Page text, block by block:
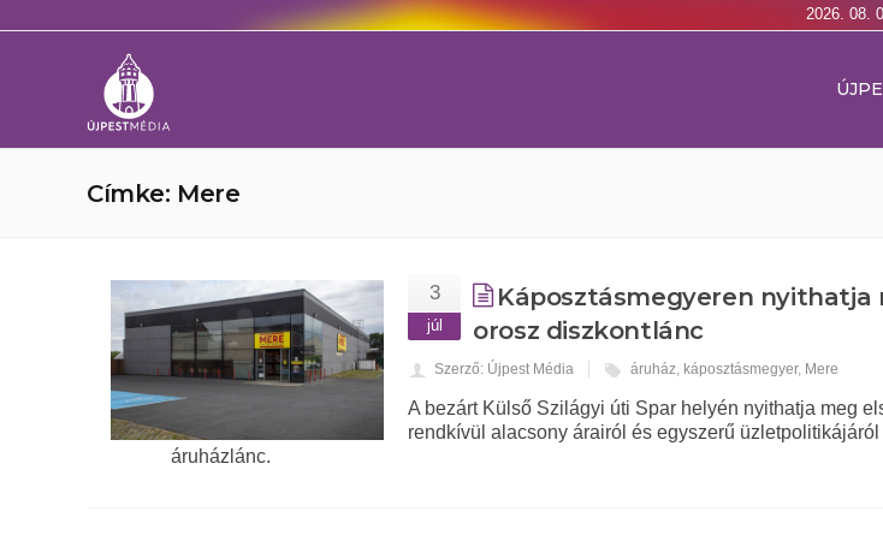
2026. 08.
Címke: Mere
3
júl
Káposztásmegyeren nyithatja
orosz diszkontlánc
Szerző: Újpest Média áruház, káposztásmegyer, Mere
A bezárt Külső Szilágyi úti Spar helyén nyithatja meg
rendkívül alacsony árairól és egyszerű
áruházlánc.